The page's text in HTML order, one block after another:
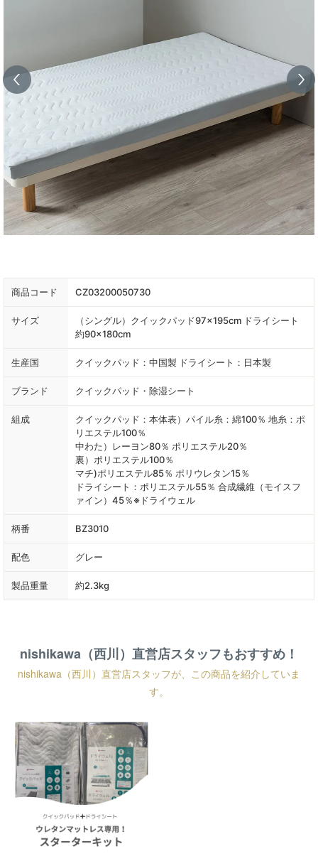
商品コード CZ03200050730
サイズ
（シングル）クイックパッド97×195cm ドライシート
約90×180cm
生産国 クイックパッド：中国製 ドライシート：日本製
ブランド クイックパッド・除湿シート
組成
クイックパッド：本体表）パイル糸：綿100％ 地糸：ポ
リエステル100％
中わた）レーヨン80％ ポリエステル20％
裏）ポリエステル100％
マチ)ポリエステル85％ ポリウレタン15％
ドライシート：ポリエステル55％ 合成繊維（モイスフ
ァイン）45％※ドライウェル
柄番 BZ3010
配色 グレー
製品重量 約2.3kg
nishikawa（西川）直営店スタッフもおすすめ！
nishikawa（西川）直営店スタッフが、この商品を紹介していま
す。